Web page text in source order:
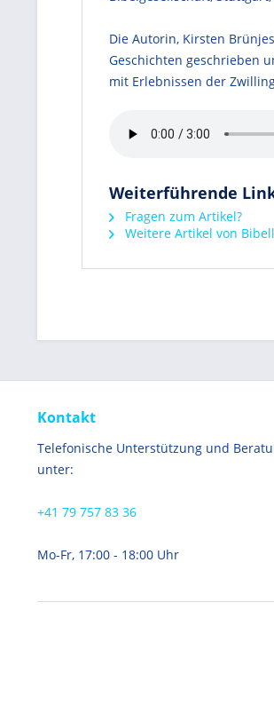
Die Autorin, Kirsten
Geschichten geschrieben
mit Erlebnissen der
Weiterführende
Fragen zum Artikel?
Weitere Artikel von
Kontakt
Telefonische Unterstützung und
unter:
+41 79 757 83 36
Mo-Fr, 17:00 - 18:00 Uhr